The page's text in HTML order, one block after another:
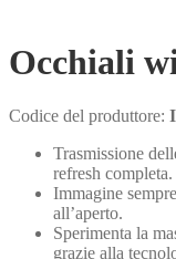
Occhiali
Codice del produttore:
Trasmissione
refresh completa.
Immagine
all’aperto.
Sperimenta la
grazie alla